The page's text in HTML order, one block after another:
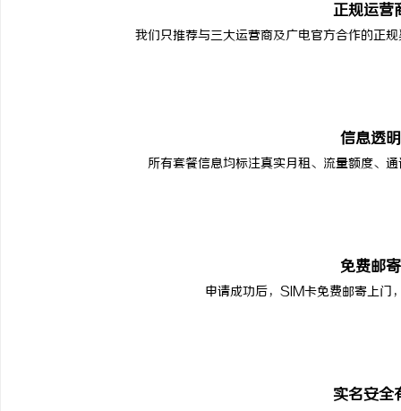
正规运营
我们只推荐与三大运营商及广电官方合作的正
信息透
所有套餐信息均标注真实月租、流量额度、
免费邮
申请成功后，SIM卡免费邮寄上门
实名安全